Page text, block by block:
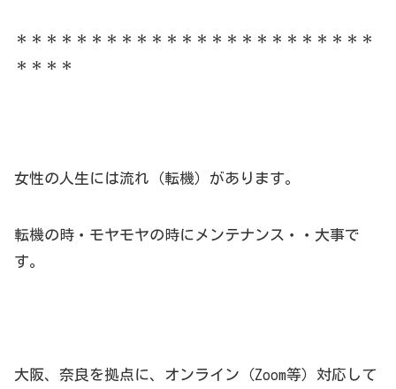
＊＊＊＊＊＊＊＊＊＊＊＊＊＊＊＊＊＊＊＊＊＊＊＊
＊＊＊＊
女性の人生には流れ（転機）があります。
転機の時・モヤモヤの時にメンテナンス・・大事で
す。
大阪、奈良を拠点に、オンライン（Zoom等）対応して